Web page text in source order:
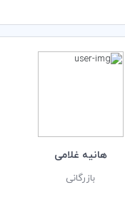
هانیه غلامی
بازرگانی